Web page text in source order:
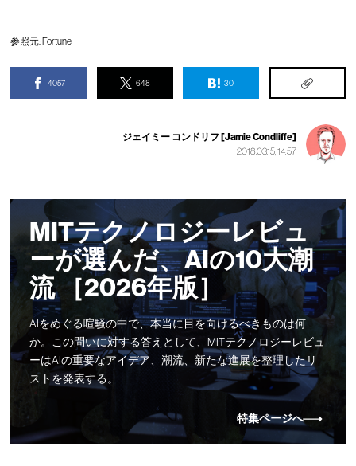
参照元: Fortune
4057 648 30
ジェイミー コンドリフ [Jamie Condliffe]
2018.03.15, 14:57
MITテクノロジーレビュ
ーが選んだ、AIの10大潮
流 ［2026年版］
AIをめぐる喧騒の中で、本当に目を向けるべきものは何
か。この問いに対する答えとして、MITテクノロジーレビュ
ーはAIの重要なアイデア、潮流、新たな進展を整理したリ
ストを発表する。
特集ページへ